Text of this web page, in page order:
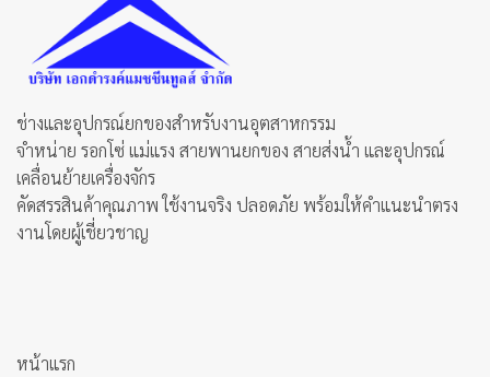
ช่างและอุปกรณ์ยกของสำหรับงานอุตสาหกรรม
จำหน่าย รอกโซ่ แม่แรง สายพานยกของ สายส่งน้ำ และอุปกรณ์
เคลื่อนย้ายเครื่องจักร
คัดสรรสินค้าคุณภาพ ใช้งานจริง ปลอดภัย พร้อมให้คำแนะนำตรง
งานโดยผู้เชี่ยวชาญ
หน้าแรก